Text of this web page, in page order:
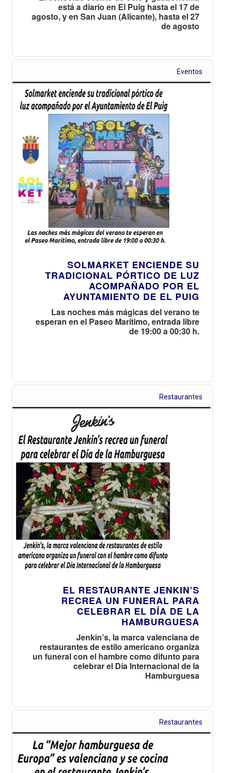
está a diario en El Puig hasta el 17 de
agosto, y en San Juan (Alicante), hasta el 27
de agosto
Eventos
SOLMARKET ENCIENDE SU
TRADICIONAL PÓRTICO DE LUZ
ACOMPAÑADO POR EL
AYUNTAMIENTO DE EL PUIG
Las noches más mágicas del verano te
esperan en el Paseo Marítimo, entrada libre
de 19:00 a 00:30 h.
Restaurantes
EL RESTAURANTE JENKIN’S
RECREA UN FUNERAL PARA
CELEBRAR EL DÍA DE LA
HAMBURGUESA
Jenkin’s, la marca valenciana de
restaurantes de estilo americano organiza
un funeral con el hambre como difunto para
celebrar el Día Internacional de la
Hamburguesa
Restaurantes